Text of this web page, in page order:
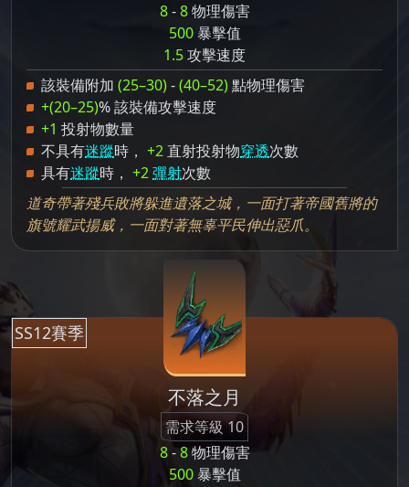
8-8物理傷害
500暴擊值
1.5攻擊速度
該裝備附加 (25–30)-(40–52)點物理傷害
+(20–25)% 該裝備攻擊速度
+1 投射物數量
不具有迷蹤時， +2 直射投射物穿透次數
具有迷蹤時， +2彈射次數
道奇帶著殘兵敗將躲進遺落之城，一面打著帝國舊將的
旗號耀武揚威，一面對著無辜平民伸出惡爪。
SS12賽季
不落之月
需求等級 10
8-8物理傷害
500暴擊值